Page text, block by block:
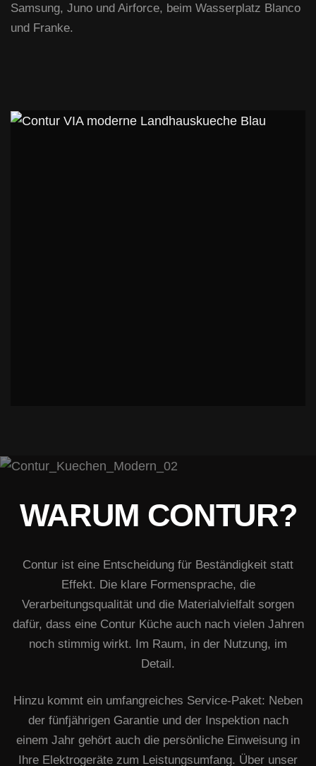
Samsung, Juno und Airforce, beim Wasserplatz Blanco
und Franke.
WARUM CONTUR?
Contur ist eine Entscheidung für Beständigkeit statt
Effekt. Die klare Formensprache, die
Verarbeitungsqualität und die Materialvielfalt sorgen
dafür, dass eine Contur Küche auch nach vielen Jahren
noch stimmig wirkt. Im Raum, in der Nutzung, im
Detail.
Hinzu kommt ein umfangreiches Service-Paket: Neben
der fünfjährigen Garantie und der Inspektion nach
einem Jahr gehört auch die persönliche Einweisung in
Ihre Elektrogeräte zum Leistungsumfang. Über unser